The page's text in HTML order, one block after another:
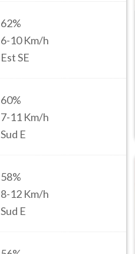
62%
6-10Km/h
Est SE
60%
7-11 Km/h
Sud E
58%
8-12 Km/h
Sud E